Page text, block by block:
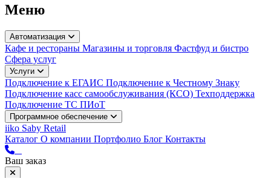
Меню
Автоматизация
Кафе и рестораны Магазины и торговля Фастфуд и бистро
Сфера услуг
Услуги
Подключение к ЕГАИС Подключение к Честному Знаку
Подключение касс самообслуживания (КСО) Техподдержка
Подключение ТС ПИоТ
Программное обеспечение
iiko Saby Retail
Каталог О компании Портфолио Блог Контакты
Ваш заказ